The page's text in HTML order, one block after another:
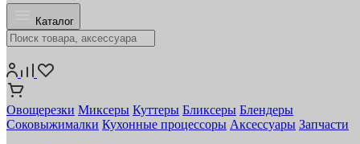
Каталог
Овощерезки Миксеры Куттеры Бликсеры Блендеры
Соковыжималки Кухонные процессоры Аксессуары Запчасти